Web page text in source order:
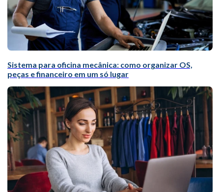
Sistema para oficina mecânica: como organizar OS,
peças e financeiro em um só lugar